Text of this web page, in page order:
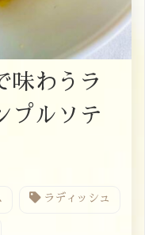
味わうラ
プルソテ
ラディッシュ